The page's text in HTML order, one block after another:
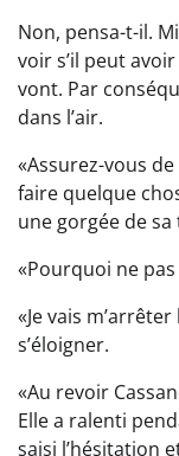
Non, pensa-t-il.
voir s’il peut
vont. Par
dans l’air.
«Assurez-vous
faire quelque
une gorgée de sa
«Pourquoi ne
«Je vais
s’éloigner.
«Au revoir
Elle a ralenti
saisi l’hésitation